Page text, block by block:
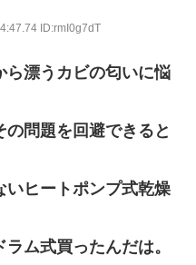
ID:rmI0g7dT
ら漂うカビの匂いに悩
問題を回避できると
いヒートポンプ式乾燥
ム式買ったんだは。